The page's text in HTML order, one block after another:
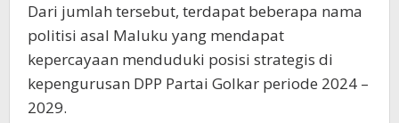
Dari jumlah tersebut, terdapat beberapa nama
politisi asal Maluku yang mendapat
kepercayaan menduduki posisi strategis di
kepengurusan DPP Partai Golkar periode 2024 –
2029.